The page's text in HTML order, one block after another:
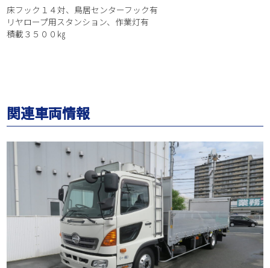
床フック１４対、鳥居センターフック有
リヤロープ用スタンション、作業灯有
積載３５００㎏
関連車両情報